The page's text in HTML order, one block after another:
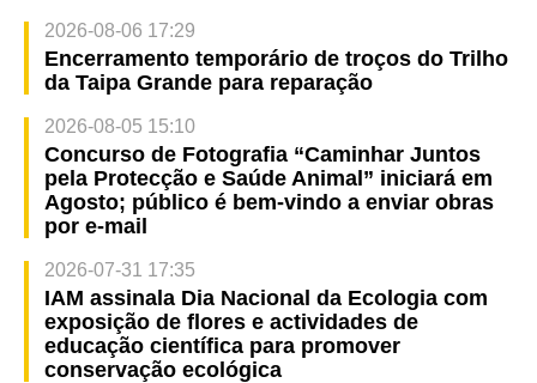
2026-08-06 17:29
Encerramento temporário de troços do Trilho
da Taipa Grande para reparação
2026-08-05 15:10
Concurso de Fotografia “Caminhar Juntos
pela Protecção e Saúde Animal” iniciará em
Agosto; público é bem-vindo a enviar obras
por e-mail
2026-07-31 17:35
IAM assinala Dia Nacional da Ecologia com
exposição de flores e actividades de
educação científica para promover
conservação ecológica